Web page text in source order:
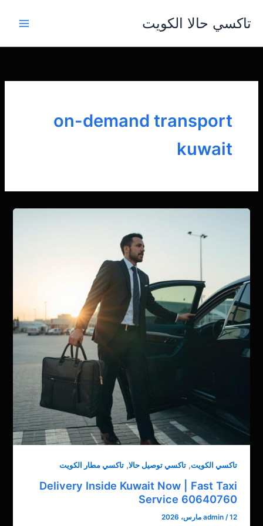
تاكسي حالا الكويت
on-demand transport
kuwait
تاكسي الكويت,تاكسي توصيل حالا,تاكسي مطار الكويت
Delivery Inside Kuwait Now | Fast Taxi
Service 60640760
admin /12 مارس، 2026